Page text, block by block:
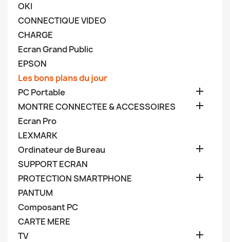
OKI
CONNECTIQUE VIDEO
CHARGE
Ecran Grand Public
EPSON
Les bons plans du jour
PC Portable

MONTRE CONNECTEE & ACCESSOIRES 
Ecran Pro
LEXMARK
Ordinateur de Bureau

SUPPORT ECRAN
PROTECTION SMARTPHONE

PANTUM
Composant PC
CARTE MERE
TV
